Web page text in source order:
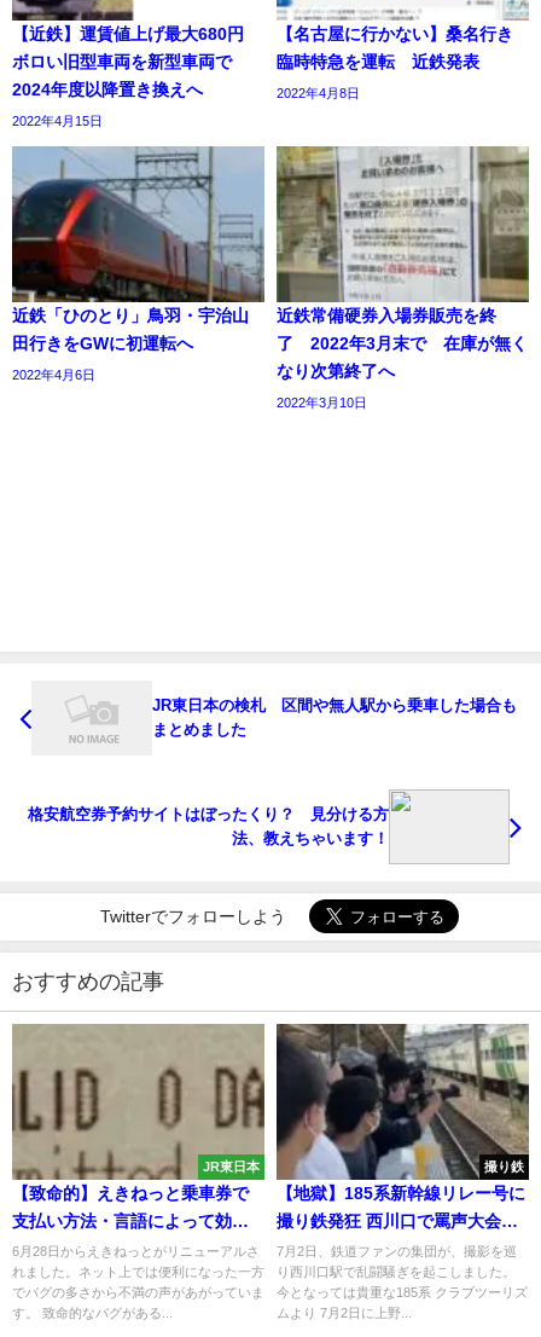
【近鉄】運賃値上げ最大680円
ボロい旧型車両を新型車両で
2024年度以降置き換えへ
2022年4月15日
【名古屋に行かない】桑名行き
臨時特急を運転 近鉄発表
2022年4月8日
近鉄「ひのとり」鳥羽・宇治山
田行きをGWに初運転へ
2022年4月6日
近鉄常備硬券入場券販売を終
了 2022年3月末で 在庫が無く
なり次第終了へ
2022年3月10日
JR東日本の検札 区間や無人駅から乗車した場合も
まとめました
格安航空券予約サイトはぼったくり？ 見分ける方
法、教えちゃいます！
Twitterでフォローしよう
おすすめの記事
JR東日本
【致命的】えきねっと乗車券で
支払い方法・言語によって効力
が変わるバグ発生 0日間有効も
6月28日からえきねっとがリニューアルさ
れました。ネット上では便利になった一方
でバグの多さから不満の声があがっていま
す。 致命的なバグがある...
撮り鉄
【地獄】185系新幹線リレー号に
撮り鉄発狂 西川口で罵声大会・
刃物持ち込み 突然歌い出す集団
も ホームが封鎖される事態に
7月2日、鉄道ファンの集団が、撮影を巡
り西川口駅で乱闘騒ぎを起こしました。
今となっては貴重な185系 クラブツーリズ
ムより 7月2日に上野...